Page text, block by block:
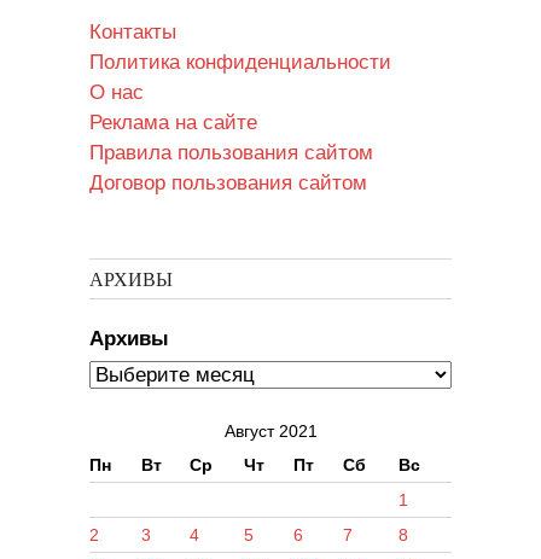
Контакты
Политика конфиденциальности
О нас
Реклама на сайте
Правила пользования сайтом
Договор пользования сайтом
АРХИВЫ
Архивы
Август 2021
Пн
Вт Ср Чт Пт Сб Вс
1
2
3 4 5 6 7
8